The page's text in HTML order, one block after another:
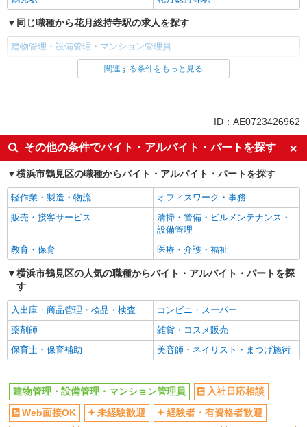
同じ職種から花月総持寺駅の求人を探す
建物管理・設備管理・マンション管理員
同じ雇用形態から花月総持寺駅の求人を探す
入社日応相談
Web面接OK
未経験歓迎
経験者・有資格者歓迎
女性活躍中
主婦・主夫歓迎
学歴不問
ブランクOK
ミドル（40代～）活躍中
エルダー（50代～）活躍中
シニア（60代～）活躍中
禁煙・分煙
駅直結・駅チカ
上場企業・上場企業のグループ会
社
残業ほぼなし
交通費支給
社会保険あり
退職金・財形貯蓄制度あり
社割・特典あり
制服貸与
研修制度あり
清掃・警備・ビルメンテナンス・設備管理
建物管理・設備管理・マンション管理員
関連する条件をもっと見る
ID：AE0723426962
その他の条件でバイト・アルバイト・パートを探す
横浜市鶴見区の職種からバイト・アルバイト・パートを探す
軽作業・製造・物流
オフィスワーク・事務
販売・接客サービス
清掃・警備・ビルメンテナンス・
設備管理
教育・保育
医療・介護・福祉
横浜市鶴見区の人気の職種からバイト・アルバイト・パートを探
す
入出庫・商品管理・検品・検査
コンビニ・スーパー
薬剤師
雑貨・コスメ販売
保育士・保育補助
美容師・ネイリスト・まつげ施術
建物管理・設備管理・マンション管理員
入社日応相談
Web面接OK
未経験歓迎
経験者・有資格者歓迎